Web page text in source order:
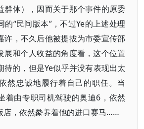
群体），因而关于那个事件的原委
的“民间版本”，不过Ye的上述处理
许，不久后他被提拔为市委宣传部
展和个人收益的角度看，这个位置
待的，但是Ye似乎并没有表现出太
然忠诚地履行着自己的职任。当
着由专职司机驾驶的奥迪6，依然
店，依然豢养着他的进口赛马……